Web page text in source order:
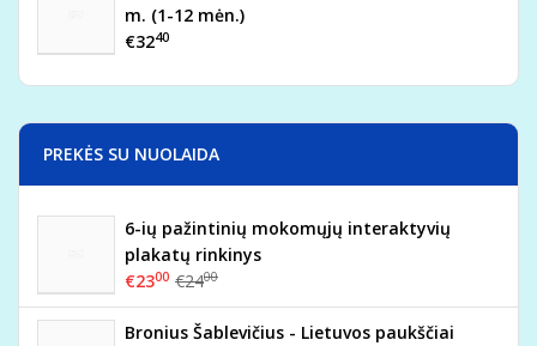
m. (1-12 mėn.)
€3240
PREKĖS SU NUOLAIDA
6-ių pažintinių mokomųjų interaktyvių
plakatų rinkinys
€2300 €2400
Bronius Šablevičius - Lietuvos paukščiai